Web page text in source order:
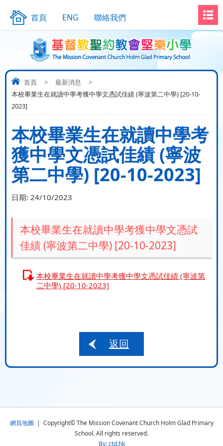
首頁 ENG 聯絡我們
首頁 > 最新消息
>
本校畢業生在就讀中學考獲中學文憑試佳績 (寧波第二中學) [20-10-
2023]
本校畢業生在就讀中學考
獲中學文憑試佳績 (寧波
第二中學) [20-10-2023]
日期: 24/10/2023
本校畢業生在就讀中學考獲中學文憑試
佳績 (寧波第二中學) [20-10-2023]
本校畢業生在就讀中學考獲中學文憑試佳績 (寧波第
二中學) [20-10-2023]
返回
網頁地圖 | Copyright© The Mission Covenant Church Holm Glad Primary
School. All rights reserved.
By: ctd.hk